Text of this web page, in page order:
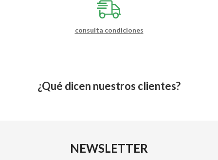
consulta condiciones
¿Qué dicen nuestros clientes?
NEWSLETTER